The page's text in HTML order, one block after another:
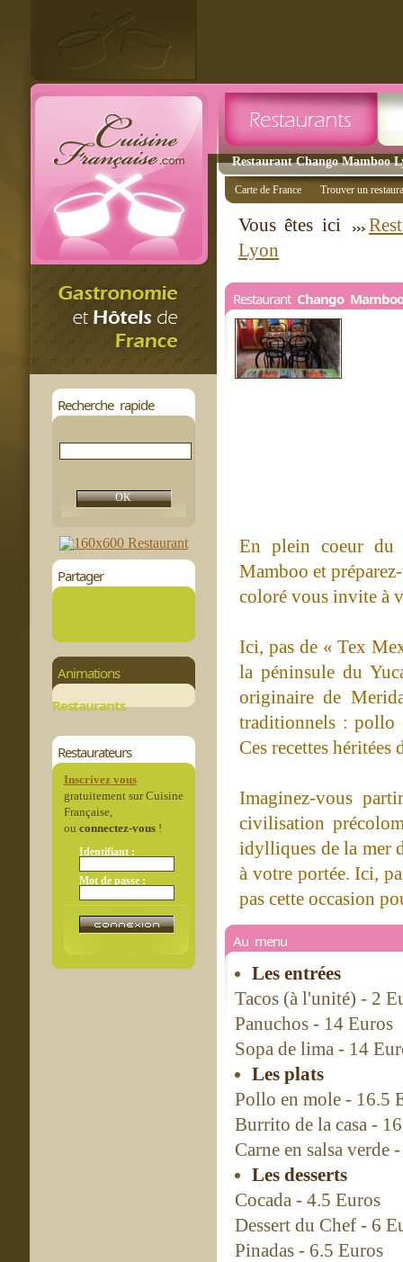
Restaurant Chango Mamboo
Recherche rapide
Partager
Animations
Restaurants
Restaurateurs
Inscrivez vous
gratuitement sur Cuisine
Française,
ou connectez-vous!
Identifiant :
Mot de passe :
Carte de France Trouver un
Vous êtes ici
Lyon
Restaurant Chango Mamboo
En plein coeur du
Mamboo et
coloré vous invite à
Ici, pas de « Tex
la péninsule du
originaire de
traditionnels : pollo
Ces recettes héritées
Imaginez-vous
civilisation
idylliques de la mer
à votre portée. Ici,
pas cette occasion
Au menu
Les entrées
Tacos (à l'unité) - 2
Panuchos - 14 Euros
Sopa de lima - 14
Les plats
Pollo en mole - 16.5
Burrito de la casa -
Carne en salsa verde
Les desserts
Cocada - 4.5 Euros
Dessert du Chef - 6
Pinadas - 6.5 Euros